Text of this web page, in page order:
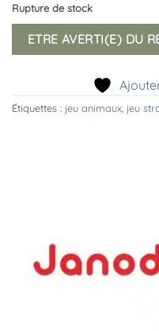
Rupture de stock
ETRE AVERTI(E) DU
Étiquettes : jeu animaux jeu